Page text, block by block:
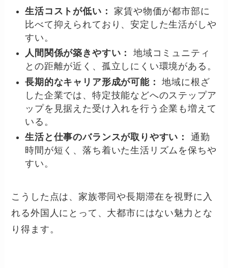
生活コストが低い：
家賃や物価が都市部に
比べて抑えられており、安定した生活がしや
すい。
人間関係が築きやすい：
地域コミュニティ
との距離が近く、孤立しにくい環境がある。
長期的なキャリア形成が可能：
地域に根ざ
した企業では、特定技能などへのステップア
ップを見据えた受け入れを行う企業も増えて
いる。
生活と仕事のバランスが取りやすい：
通勤
時間が短く、落ち着いた生活リズムを保ちや
すい。
こうした点は、家族帯同や長期滞在を視野に入
れる外国人にとって、大都市にはない魅力とな
り得ます。